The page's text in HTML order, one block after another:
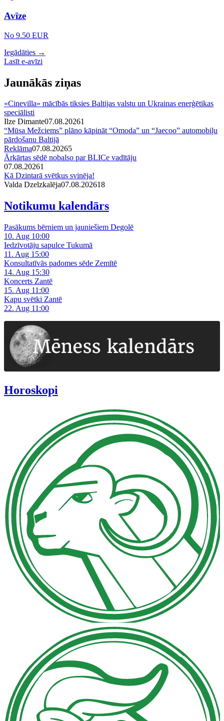
Avīze
No 9.50 EUR
Iegādāties →
Lasīt e-avīzi
Jaunākās ziņas
«Cinevilla» mācībās tiksies Baltijas valstu un Ukrainas enerģētikas
speciālisti
Ilze Dimante07.08.20261
“Mūsa Mežciems” plāno kāpināt “Omoda” un “Jaecoo” automobiļu
pārdošanu Baltijā
Reklāma07.08.20265
Ārkārtas sēdē nobalso par BLICe vadītāju
07.08.20261
Kā Dzintarā svētkus svinēja!
Valda Dzelzkalēja07.08.202618
Notikumu kalendārs
Pasākums bērniem un jauniešiem Degolē
10. Aug 10:00
Iedzīvotāju sapulce Tukumā
11. Aug 15:00
Konsultatīvās padomes sēde Zemītē
14. Aug 15:30
Koncerts Zantē
15. Aug 11:00
Kapu svētki Zantē
22. Aug 11:00
Horoskopi